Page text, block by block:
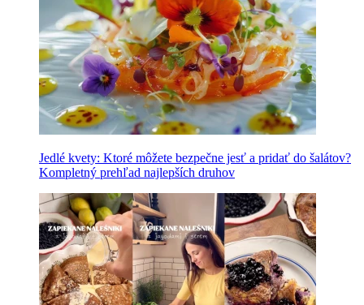
Jedlé kvety: Ktoré môžete bezpečne jesť a pridať do šalátov?
Kompletný prehľad najlepších druhov